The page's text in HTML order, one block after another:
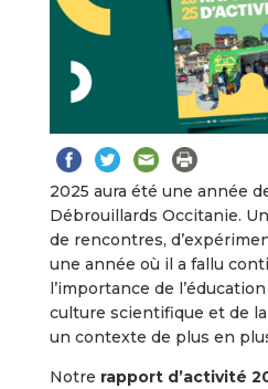
2025 aura été une année
Débrouillards Occitanie.
de rencontres,
une année où il a fallu
l’importance de
culture scientifique et de
un contexte de plus en
Notre rapport d’activité